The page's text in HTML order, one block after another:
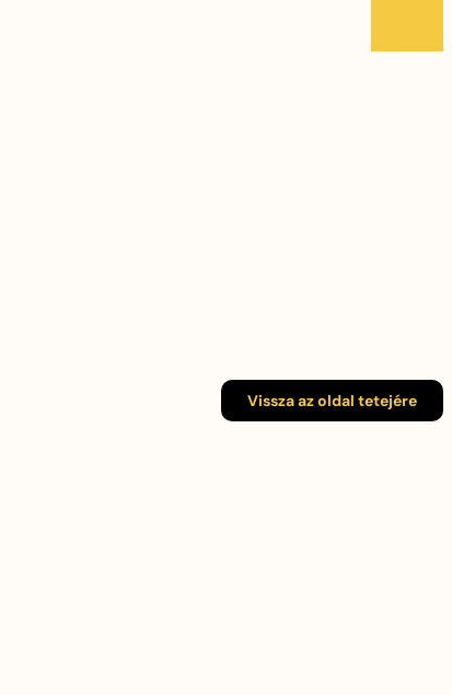
Vissza az oldal tetejére